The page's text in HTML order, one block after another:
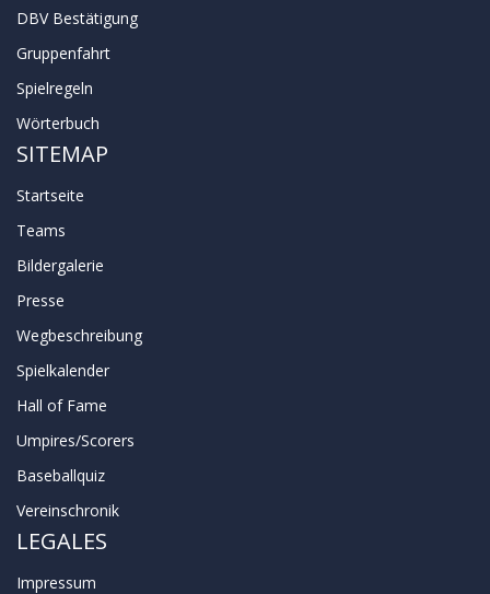
DBV Bestätigung
Gruppenfahrt
Spielregeln
Wörterbuch
SITEMAP
Startseite
Teams
Bildergalerie
Presse
Wegbeschreibung
Spielkalender
Hall of Fame
Umpires/Scorers
Baseballquiz
Vereinschronik
LEGALES
Impressum